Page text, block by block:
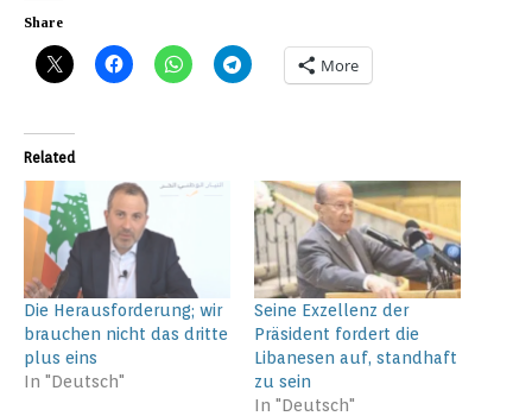
Share
More
Related
Die Herausforderung; wir
brauchen nicht das dritte
plus eins
In "Deutsch"
Seine Exzellenz der
Präsident fordert die
Libanesen auf, standhaft
zu sein
In "Deutsch"